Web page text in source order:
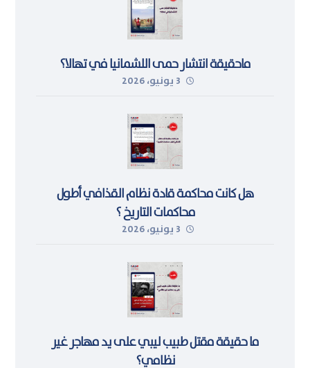
ماحقيقة انتشار حمى اللشمانيا في تهالا؟
3 يونيو، 2026
هل كانت محاكمة قادة نظام القذافي أطول
محاكمات التاريخ ؟
3 يونيو، 2026
ما حقيقة مقتل طبيب ليبي على يد مهاجر غير
نظامي؟